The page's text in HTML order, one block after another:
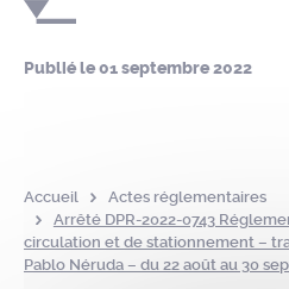
Publié le01 septembre 2022
Accueil
Actes réglementaires
Arrêté DPR-2022-0743
circulation et de stationnement –
Pablo Néruda – du 22 août au 30